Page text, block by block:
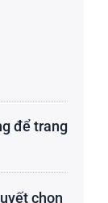
để trang
chọn